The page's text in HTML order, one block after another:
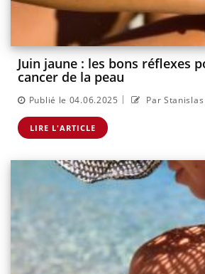
Juin jaune : les bons réflexes
cancer de la peau
Publié le 04.06.2025 | Par
LIRE L'ARTICLE